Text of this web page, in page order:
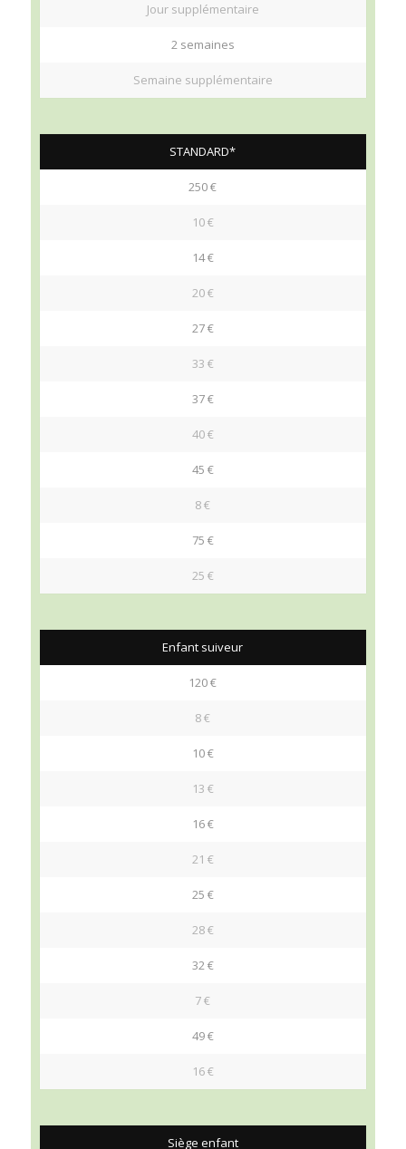
Jour supplémentaire
2 semaines
Semaine supplémentaire
STANDARD*
250 €
10 €
14 €
20 €
27 €
33 €
37 €
40 €
45 €
8 €
75 €
25 €
Enfant suiveur
120 €
8 €
10 €
13 €
16 €
21 €
25 €
28 €
32 €
7 €
49 €
16 €
Siège enfant